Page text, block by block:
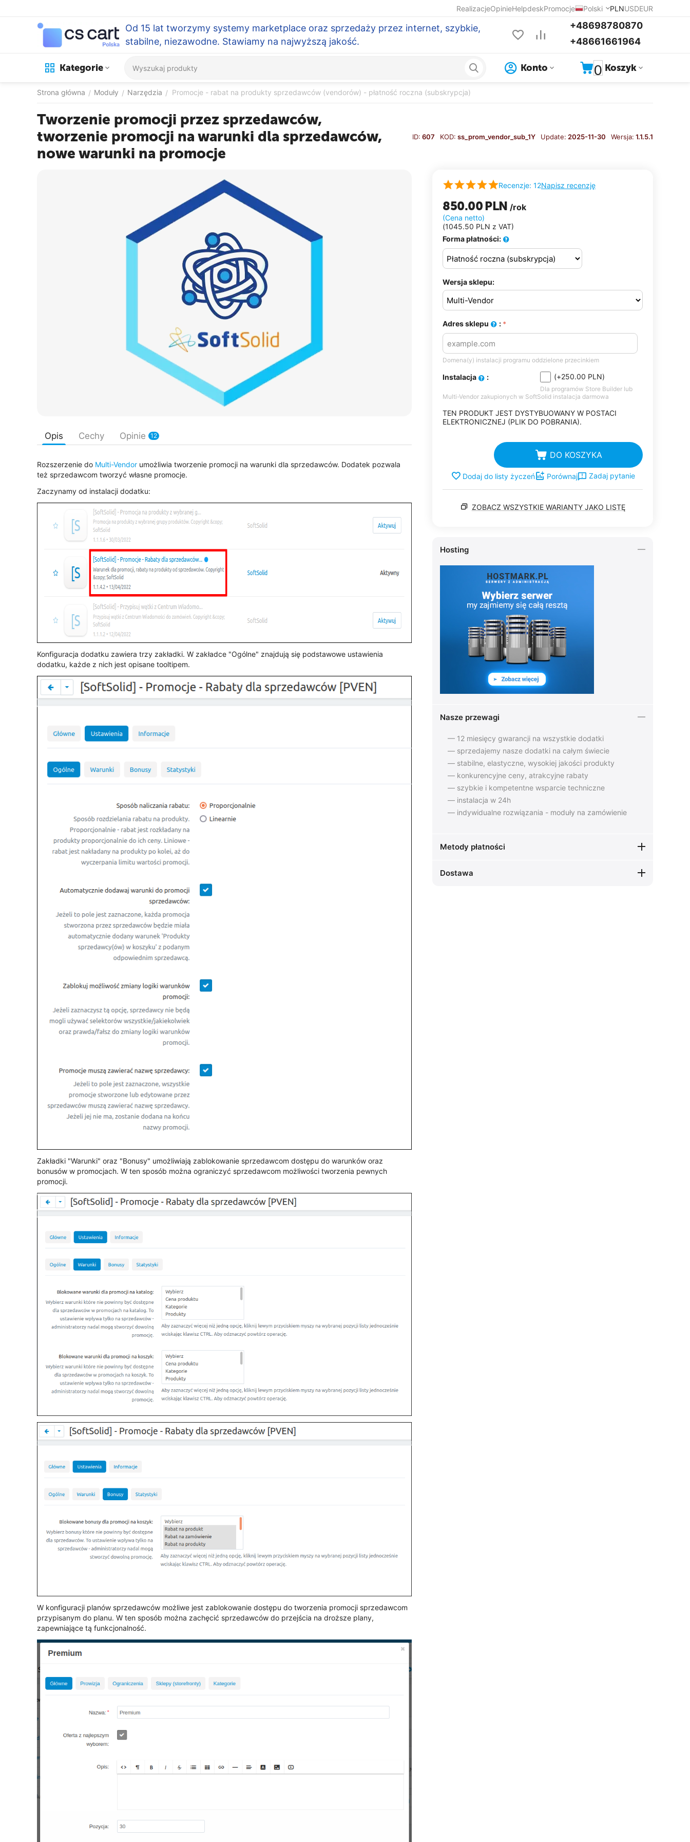
RealizacjeOpinieHelpdeskPromocje Polski PLNUSDEUR
Od 15 lat tworzymy systemy marketplace oraz sprzedaży przez internet, szybkie,
stabilne, niezawodne. Stawiamy na najwyższą jakość.
+48698780870
+48661661964
Kategorie 0 Koszyk
Konto
Strona główna / Moduły / Narzędzia / Promocje - rabat na produkty sprzedawców (vendorów) - płatność roczna (subskrypcja)
Tworzenie promocji przez sprzedawców,
tworzenie promocji na warunki dla sprzedawców,
nowe warunki na promocje
ID: 607 KOD: ss_prom_vendor_sub_1Y Update: 2025-11-30 Wersja: 1.1.5.1
Recenzje: 12Napisz recenzję
850.00PLN /rok
(Cena netto)
(1045.50 PLN z VAT)
Forma płatności:
Wersja sklepu:
Adres sklepu :
Domena(y) instalacji programu oddzielone przecinkiem
Instalacja : (+250.00 PLN)
Dla programów Store Builder lub
Multi-Vendor zakupionych w SoftSolid instalacja darmowa
TEN PRODUKT JEST DYSTYBUOWANY W POSTACI
ELEKTRONICZNEJ (PLIK DO POBRANIA).
DO KOSZYKA
Dodaj do listy życzeń Porównaj Zadaj pytanie
ZOBACZ WSZYSTKIE WARIANTY JAKO LISTĘ
Hosting
Nasze przewagi
— 12 miesięcy gwarancji na wszystkie dodatki
— sprzedajemy nasze dodatki na całym świecie
— stabilne, elastyczne, wysokiej jakości produkty
— konkurencyjne ceny, atrakcyjne rabaty
— szybkie i kompetentne wsparcie techniczne
— instalacja w 24h
— indywidualne rozwiązania - moduły na zamówienie
Metody płatności
Dostawa
Opis Cechy Opinie 12
Rozszerzenie do Multi-Vendor umożliwia tworzenie promocji na warunki dla sprzedawców. Dodatek pozwala
też sprzedawcom tworzyć własne promocje.
Zaczynamy od instalacji dodatku:
Konfiguracja dodatku zawiera trzy zakładki. W zakładce "Ogólne" znajdują się podstawowe ustawienia
dodatku, każde z nich jest opisane tooltipem.
Zakładki "Warunki" oraz "Bonusy" umożliwiają zablokowanie sprzedawcom dostępu do warunków oraz
bonusów w promocjach. W ten sposób można ograniczyć sprzedawcom możliwości tworzenia pewnych
promocji.
W konfiguracji planów sprzedawców możliwe jest zablokowanie dostępu do tworzenia promocji sprzedawcom
przypisanym do planu. W ten sposób można zachęcić sprzedawców do przejścia na droższe plany,
zapewniające tą funkcjonalność.